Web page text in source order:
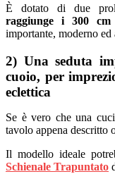
È dotato di due
raggiunge i 300 cm
importante, moderno
2) Una seduta
cuoio, per
eclettica
Se è vero che una
tavolo appena descritto
Il modello ideale
Schienale Trapuntato